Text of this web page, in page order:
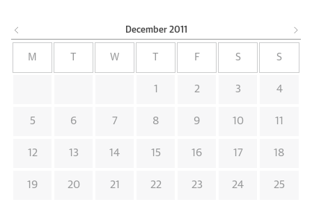
December 2011
M W F S S
1 2 3 4
5 6 7 8 9 10 11
12 13 14 15 16 17 18
19 20 21 22 23 24 25